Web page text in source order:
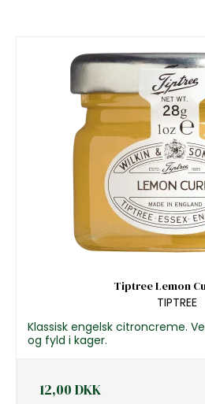
Tiptree Lemon
TIPTREE
Klassisk engelsk citroncreme.
og fyld i kager.
12,00 DKK